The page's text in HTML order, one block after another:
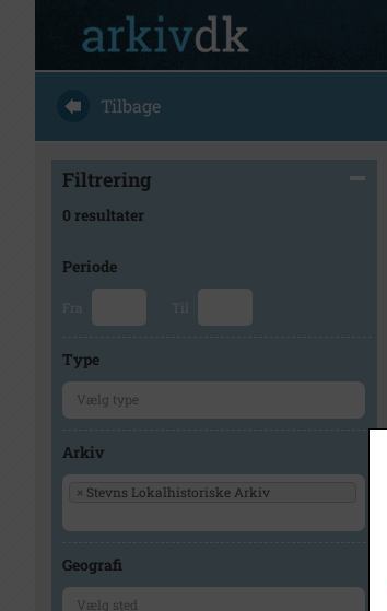
Tilbage
Filtrering
0 resultater
Periode
Fra Til
Type
Arkiv
× Stevns Lokalhistoriske Arkiv
Geografi